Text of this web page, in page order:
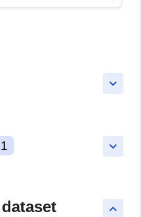
keyboard_arrow_down
keyboard_arrow_down
1
keyboard_arrow_up